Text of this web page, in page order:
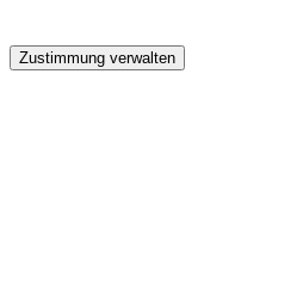
Zustimmung verwalten